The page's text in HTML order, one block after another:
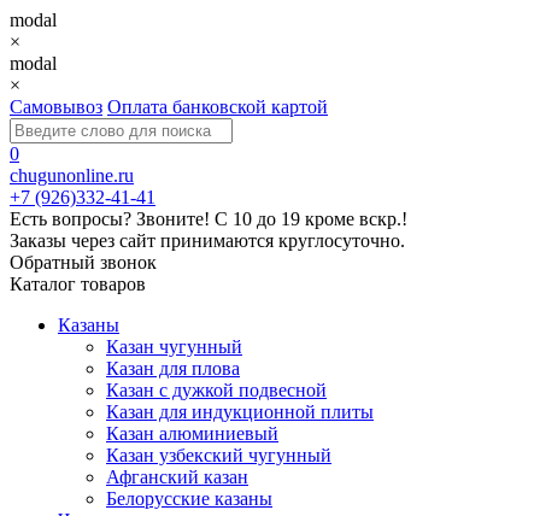
modal
×
modal
×
Самовывоз Оплата банковской картой
0
chugunonline.ru
+7 (926)332-41-41
Есть вопросы? Звоните! С 10 до 19 кроме вскр.!
Заказы через сайт принимаются круглосуточно.
Обратный звонок
Каталог товаров
Казаны
Казан чугунный
Казан для плова
Казан с дужкой подвесной
Казан для индукционной плиты
Казан алюминиевый
Казан узбекский чугунный
Афганский казан
Белорусские казаны